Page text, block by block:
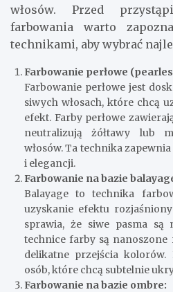
włosów. Przed
farbowania warto
technikami, aby wybrać
Farbowanie perłowe
Farbowanie perłowe jest
siwych włosach, które chcą
efekt. Farby perłowe
neutralizują żółtawy lub
włosów. Ta technika
i elegancji.
Farbowanie na bazie
Balayage to technika
uzyskanie efektu
sprawia, że siwe pasma są
technice farby są nanoszone
delikatne przejścia kolorów.
osób, które chcą subtelnie
Farbowanie na bazie ombre: